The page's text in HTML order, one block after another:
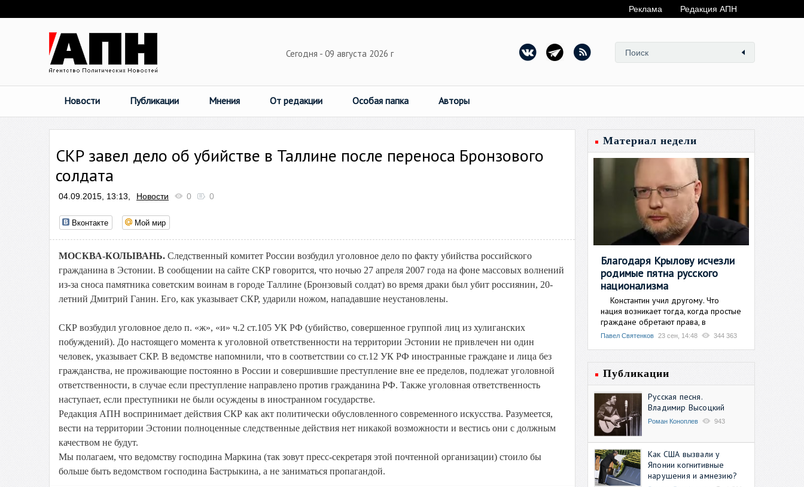
Реклама Редакция АПН
Сегодня - 09 августа 2026 г
Новости Публикации Мнения От редакции Особая папка Авторы
СКР завел дело об убийстве в Таллине после переноса Бронзового
солдата
04.09.2015, 13:13, Новости 0 0
Вконтакте Мой мир
МОСКВА-КОЛЫВАНЬ. Следственный комитет России возбудил уголовное дело по факту убийства российского
гражданина в Эстонии. В сообщении на сайте СКР говорится, что ночью 27 апреля 2007 года на фоне массовых волнений
из-за сноса памятника советским воинам в городе Таллине (Бронзовый солдат) во время драки был убит россиянин, 20-
летний Дмитрий Ганин. Его, как указывает СКР, ударили ножом, нападавшие неустановлены.
СКР возбудил уголовное дело п. «ж», «и» ч.2 ст.105 УК РФ (убийство, совершенное группой лиц из хулиганских
побуждений). До настоящего момента к уголовной ответственности на территории Эстонии не привлечен ни один
человек, указывает СКР. В ведомстве напомнили, что в соответствии со ст.12 УК РФ иностранные граждане и лица без
гражданства, не проживающие постоянно в России и совершившие преступление вне ее пределов, подлежат уголовной
ответственности, в случае если преступление направлено против гражданина РФ. Также уголовная ответственность
наступает, если преступники не были осуждены в иностранном государстве.
Редакция АПН воспринимает действия СКР как акт политически обусловленного современного искусства. Разумеется,
вести на территории Эстонии полноценные следственные действия нет никакой возможности и вестись они с должным
качеством не будут.
Мы полагаем, что ведомству господина Маркина (так зовут пресс-секретаря этой почтенной организации) стоило бы
больше быть ведомством господина Бастрыкина, а не заниматься пропагандой.
Материал недели
Благодаря Крылову исчезли
родимые пятна русского
национализма
Константин учил другому. Что
нация возникает тогда, когда простые
граждане обретают права, в
Павел Святенков 23 сен, 14:48 344 363
Публикации
Русская песня.
Владимир Высоцкий
Роман Коноплев 943
Как США вызвали у
Японии когнитивные
нарушения и амнезию?